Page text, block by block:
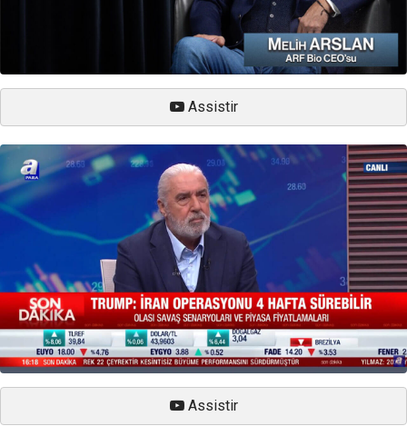
Assistir
Assistir